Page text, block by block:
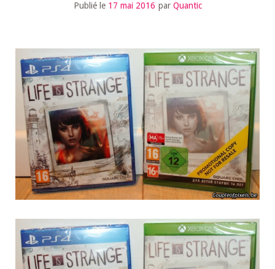
Publié le 17 mai 2016 par Quantic